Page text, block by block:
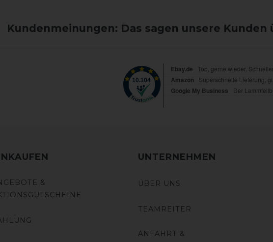
Kundenmeinungen: Das sagen unsere Kunden
&
UNTERNEHMEN
ÜBER UNS
TEAMREITER
ANFAHRT &